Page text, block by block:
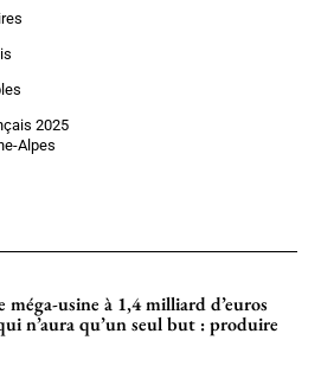
2025
Alpes
usine à 1,4 milliard d’euros
n’aura qu’un seul but : produire